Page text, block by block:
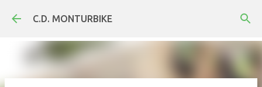
Ir al contenido principal
C.D. MONTURBIKE